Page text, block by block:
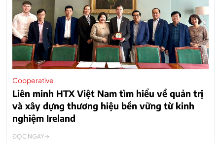
Cooperative
Liên minh HTX Việt Nam tìm hiểu về quản trị
và xây dựng thương hiệu bền vững từ kinh
nghiệm Ireland
ĐỌC NGAY